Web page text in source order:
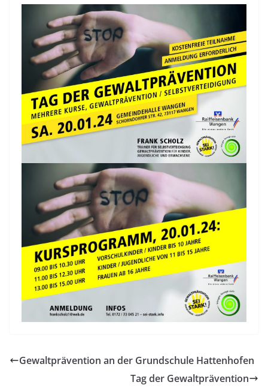
Gewaltprävention an der Grundschule Hattenhofen
Tag der Gewaltprävention